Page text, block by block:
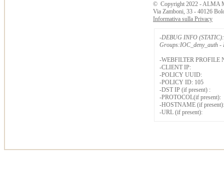
© Copyright 2022 - ALMA
Via Zamboni, 33 - 40126
Informativa sulla Privacy
-DEBUG INFO (STATIC):
Groups:IOC_deny_auth -
-WEBFILTER PROFILE
-CLIENT IP:
-POLICY UUID:
-POLICY ID: 105
-DST IP (if present) :
-PROTOCOL(if present):
-HOSTNAME (if present):
-URL (if present):